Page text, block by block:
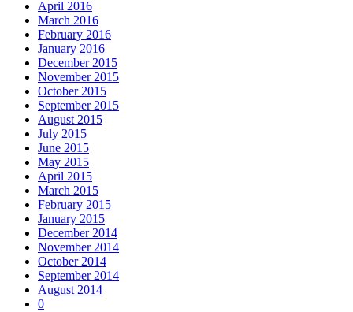
April 2016
March 2016
February 2016
January 2016
December 2015
November 2015
October 2015
September 2015
August 2015
July 2015
June 2015
May 2015
April 2015
March 2015
February 2015
January 2015
December 2014
November 2014
October 2014
September 2014
August 2014
0